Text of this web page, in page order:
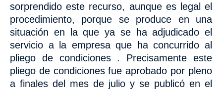
sorprendido este recurso, aunque es legal el
procedimiento, porque se produce en una
situación en la que ya se ha adjudicado el
servicio a la empresa que ha concurrido al
pliego de condiciones . Precisamente este
pliego de condiciones fue aprobado por pleno
a finales del mes de julio y se publicó en el